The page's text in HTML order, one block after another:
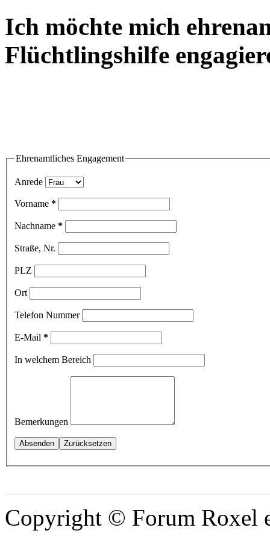
Ich möchte mich
Flüchtlingshilfe
Ehrenamtliches Engagement
Anrede
Vorname *
Nachname *
Straße, Nr.
PLZ
Ort
Telefon Nummer
E-Mail *
In welchem Bereich
Bemerkungen
Copyright © Forum Roxel